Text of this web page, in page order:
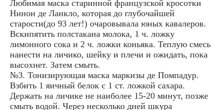
Любимая маска старинной французской кросотки
Нинон де Ланкло, которая до глубочайшей
старости(до 93 лет!) очаровывала юных кавалеров.
Вскипятить полстакана молока, 1 ч. ложку
лимонного сока и 2 ч. ложки коньяка. Теплую смесь
нанести на личико, шейку и плечи и ожидать, пока
высохнет. Затем смыть.
№3. Тонизирующая маска маркизы де Помпадур.
Взбить 1 яичный белок с 1 ст. ложкой сахара.
Держать на личике не наиболее 15-20 минут, позже
смыть водой. Через несколько дней шкура